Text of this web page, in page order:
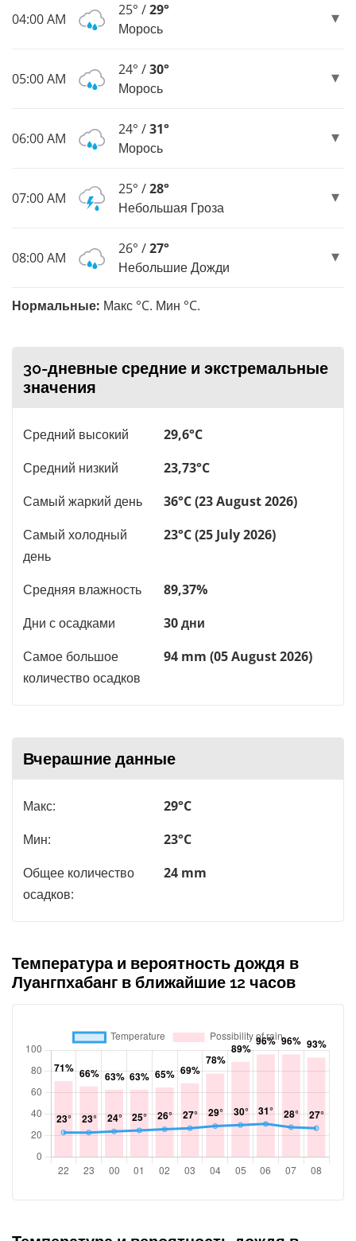
04:00 AM
25° /29°
Морось
05:00 AM
24° /30°
Морось
06:00 AM
24° /31°
Морось
07:00 AM
25° /28°
Небольшая Гроза
08:00 AM
26° /27°
Небольшие Дожди
Нормальные: Макс °C. Мин °C.
30-дневные средние и экстремальные
значения
Средний высокий
29,6°C
Средний низкий
23,73°C
Самый жаркий день
36°C (23 August 2026)
Самый холодный
день
23°C (25 July 2026)
Средняя влажность
89,37%
Дни с осадками
30 дни
Самое большое
количество осадков
94 mm (05 August 2026)
Вчерашние данные
Макс:
29°C
Мин:
23°C
Общее количество
осадков:
24 mm
Температура и вероятность дождя в
Луангпхабанг в ближайшие 12 часов